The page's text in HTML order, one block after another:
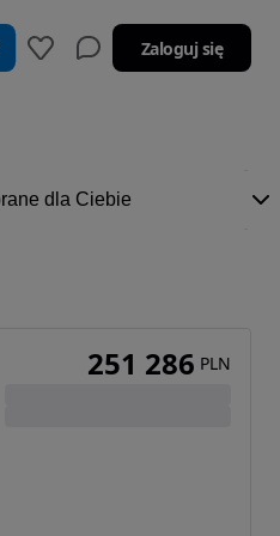
Zaloguj się
251 286 PLN